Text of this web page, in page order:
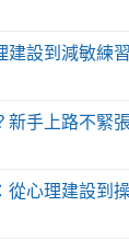
建設到減敏練
新手上路不緊
從心理建設到